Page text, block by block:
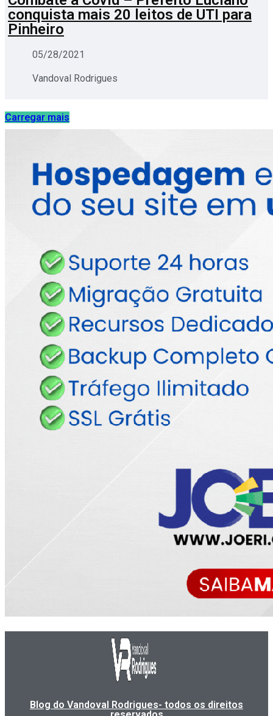
conquista mais 20 leitos de UTI para
Pinheiro
05/28/2021
Vandoval Rodrigues
Carregar mais
Blog do Vandoval Rodrigues- todos os direitos